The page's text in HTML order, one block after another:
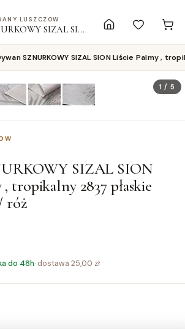
LUSZCZOW
Dywan SZNURKOWY SIZAL SION Liście Palmy , tropikalny 2837 płaskie tkanie ecru / róż
SZNURKOWY SIZAL SION Liście Palmy ,
1 /5
SIZAL SION
tropikalny 2837 płaskie
róż
do 48h· dostawa 25,00 zł